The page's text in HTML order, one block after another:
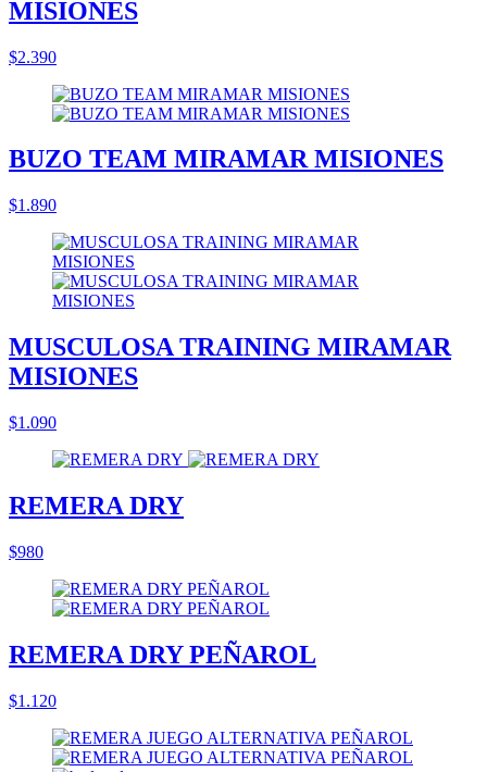
MISIONES
$2.390
BUZO TEAM MIRAMAR MISIONES
$1.890
MUSCULOSA TRAINING MIRAMAR
MISIONES
$1.090
REMERA DRY
$980
REMERA DRY PEÑAROL
$1.120